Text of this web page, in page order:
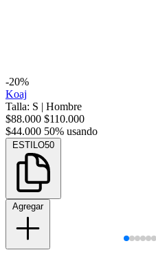
-20%
Koaj
Talla: S | Hombre
$88.000 $110.000
$44.000 50% usando
ESTILO50
Agregar